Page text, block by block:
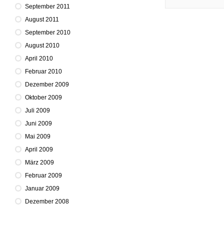
September 2011
August 2011
September 2010
August 2010
April 2010
Februar 2010
Dezember 2009
Oktober 2009
Juli 2009
Juni 2009
Mai 2009
April 2009
März 2009
Februar 2009
Januar 2009
Dezember 2008